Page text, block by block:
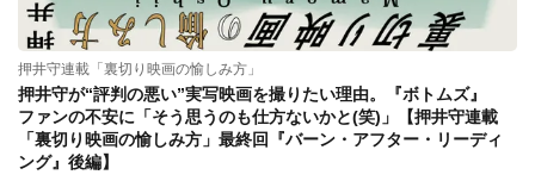
押井守連載「裏切り映画の愉しみ方」
押井守が“評判の悪い”実写映画を撮りたい理由。『ボトムズ』
ファンの不安に「そう思うのも仕方ないかと(笑)」【押井守連載
「裏切り映画の愉しみ方」最終回『バーン・アフター・リーディ
ング』後編】